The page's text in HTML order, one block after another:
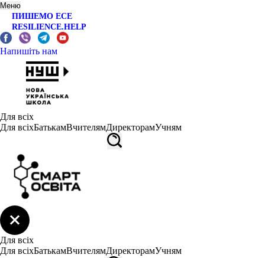
Меню
ПИШЕМО ЕСЕ
RESILIENCE.HELP
Напишіть нам
Для всіх
Для всіхБатькамВчителямДиректорамУчням
Для всіх
Для всіхБатькамВчителямДиректорамУчням